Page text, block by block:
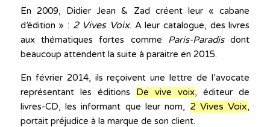
En 2009, Didier Jean & Zad créent leur « cabane
d’édition » : 2 Vives Voix. A leur catalogue, des livres
aux thématiques fortes comme Paris-Paradisdont
beaucoup attendent la suite à paraitre en 2015.
En février 2014, ils reçoivent une lettre de l’avocate
représentant les éditions De vive voix, éditeur de
livres-CD, les informant que leur nom, 2 Vives Voix,
portait préjudice à la marque de son client.